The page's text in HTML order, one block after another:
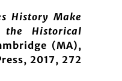
History Make
Historical
(MA),
2017, 272